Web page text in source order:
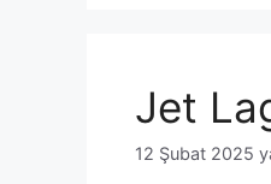
Jet
12 Şubat 2025